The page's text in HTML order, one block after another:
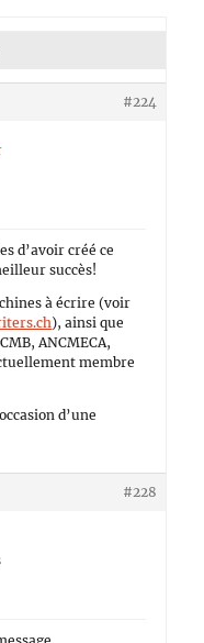
#224
d’avoir créé ce
succès!
à écrire (voir
), ainsi que
ANCMECA,
membre
d’une
#228